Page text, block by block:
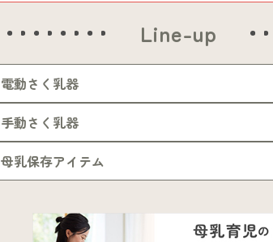
Line-up
電動さく乳器
手動さく乳器
母乳保存アイテム